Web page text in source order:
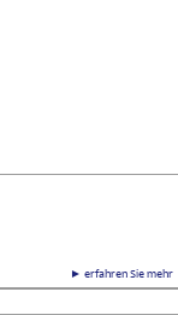
► erfahren Sie